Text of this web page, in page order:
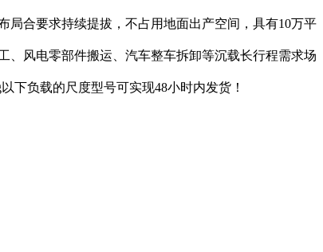
合要求持续提拔，不占用地面出产空间，具有10万平
、风电零部件搬运、汽车整车拆卸等沉载长行程需求场
下负载的尺度型号可实现48小时内发货！